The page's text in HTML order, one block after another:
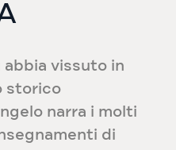
abbia vissuto in
storico
narra i molti
di